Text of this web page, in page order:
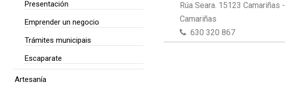
Rúa Seara. 15123 Camariñas -
Camariñas
630 320 867
Presentación
Emprender un negocio
Trámites municipais
Escaparate
Artesanía